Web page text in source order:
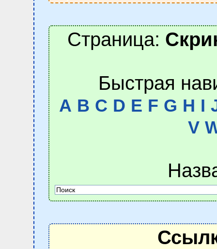
Страница:
Быстрая
A B C D E F G H I
V